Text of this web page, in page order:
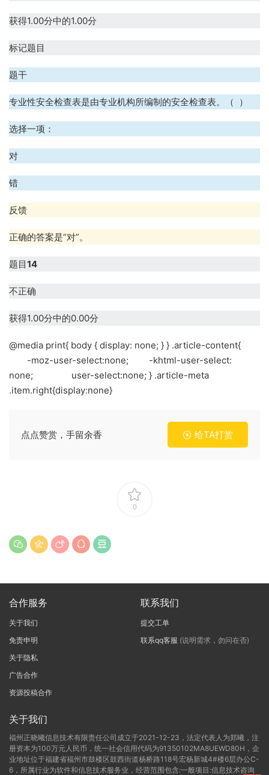
获得1.00分中的1.00分
标记题目
题干
专业性安全检查表是由专业机构所编制的安全检查表。（ ）
选择一项：
对
错
反馈
正确的答案是“对”。
题目14
不正确
获得1.00分中的0.00分
@media print{ body { display: none; } } .article-content{
-moz-user-select:none; -khtml-user-select:
none; user-select:none; } .article-meta
.item.right{display:none}
点点赞赏，手留余香 给TA打赏
0
合作服务
关于我们
免责申明
关于隐私
广告合作
资源投稿合作
联系我们
提交工单
联系qq客服 (说明需求，勿问在否)
关于我们
福州正晓曦信息技术有限责任公司成立于2021-12-23，法定代表人为郑曦，注
册资本为100万元人民币，统一社会信用代码为91350102MA8UEWD80H，企
业地址位于福建省福州市鼓楼区鼓西街道杨桥路118号宏杨新城4#楼6层办公C-
6，所属行业为软件和信息技术服务业，经营范围包含:一般项目:信息技术咨询